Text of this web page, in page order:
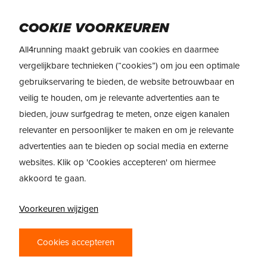
ONTDEK DE NIEUWE
FRESH FOAM VONGO
V5
COOKIE VOORKEUREN
All4running maakt gebruik van cookies en daarmee
vergelijkbare technieken (“cookies”) om jou een optimale
gebruikservaring te bieden, de website betrouwbaar en
veilig te houden, om je relevante advertenties aan te
bieden, jouw surfgedrag te meten, onze eigen kanalen
relevanter en persoonlijker te maken en om je relevante
advertenties aan te bieden op social media en externe
websites. Klik op 'Cookies accepteren' om hiermee
akkoord te gaan.
Voorkeuren wijzigen
Cookies accepteren